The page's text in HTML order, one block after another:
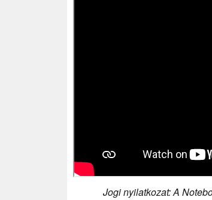
Jogi nyilatkozat: A